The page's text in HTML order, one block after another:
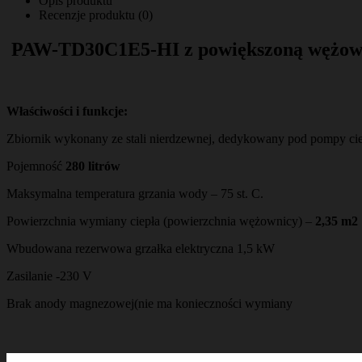
Recenzje produktu (0)
PAW-TD30C1E5-HI z powiększoną
Właściwości i funkcje:
Zbiornik wykonany ze stali nierdzewnej, dedykowany pod pompy
Pojemność 280 litrów
Maksymalna temperatura grzania wody – 75 st. C.
Powierzchnia wymiany ciepła (powierzchnia wężownicy) – 2,35 m2
Wbudowana rezerwowa grzałka elektryczna 1,5 kW
Zasilanie -230 V
Brak anody magnezowej(nie ma konieczności wymiany